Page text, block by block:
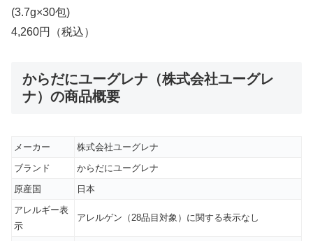
(3.7g×30包)
4,260円（税込）
からだにユーグレナ（株式会社ユーグレ
ナ）の商品概要
メーカー
株式会社ユーグレナ
ブランド
からだにユーグレナ
原産国
日本
アレルギー表
示
アレルゲン（28品目対象）に関する表示なし